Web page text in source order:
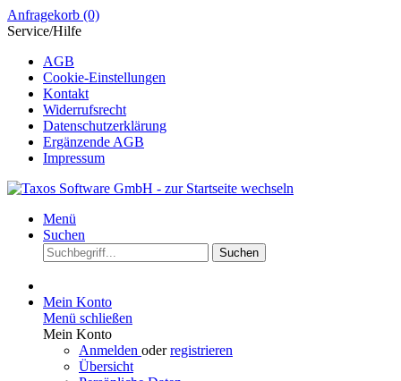
Anfragekorb (0)
Service/Hilfe
AGB
Cookie-Einstellungen
Kontakt
Widerrufsrecht
Datenschutzerklärung
Ergänzende AGB
Impressum
Menü
Suchen
Suchen
Mein Konto
Menü schließen
Mein Konto
Anmelden oderregistrieren
Übersicht